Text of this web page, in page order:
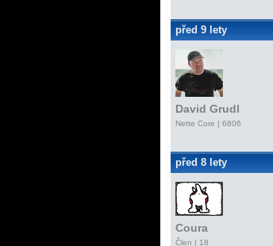
před 9 lety
David Grudl
Nette Core | 6806
před 8 lety
Coura
Člen | 18